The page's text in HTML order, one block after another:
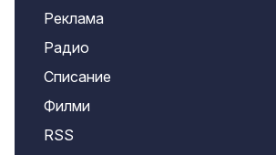
Реклама
Радио
Списание
Филми
RSS